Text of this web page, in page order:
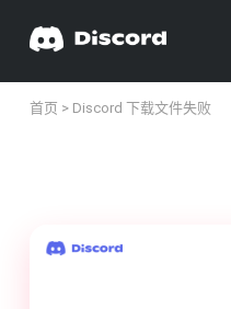
首页 > Discord 下载文件失败